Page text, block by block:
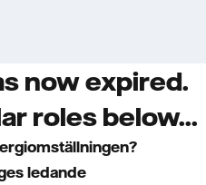
now expired.
roles below...
ledande